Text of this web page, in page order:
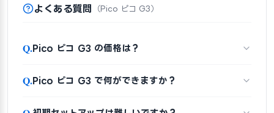
よくある質問 （Pico ピコ G3）
Q.Pico ピコ G3 の価格は？
Q.Pico ピコ G3 で何ができますか？